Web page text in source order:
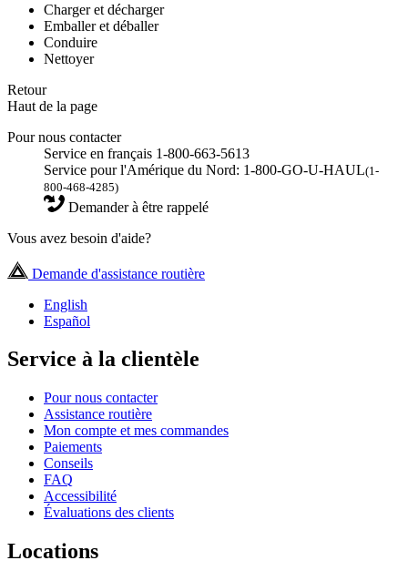
Charger et décharger
Emballer et déballer
Conduire
Nettoyer
Retour
Haut de la page
Pour nous contacter
Service en français 1-800-663-5613
Service pour l'Amérique du Nord: 1-800-GO-U-HAUL(1-
800-468-4285)
Demander à être rappelé
Vous avez besoin d'aide?
Demande d'assistance routière
English
Español
Service à la clientèle
Pour nous contacter
Assistance routière
Mon compte et mes commandes
Paiements
Conseils
FAQ
Accessibilité
Évaluations des clients
Locations